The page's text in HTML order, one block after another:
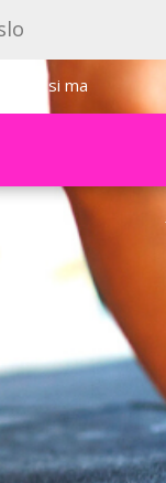
si ma